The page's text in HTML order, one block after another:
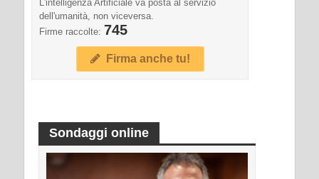
L'intelligenza Artificiale va posta al servizio
dell'umanità, non viceversa.
Firme raccolte: 745
Firma anche tu!
Sondaggi online